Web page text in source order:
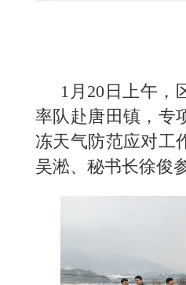
1月20日上午，
率队赴唐田镇，专
冻天气防范应对工
吴淞、秘书长徐俊